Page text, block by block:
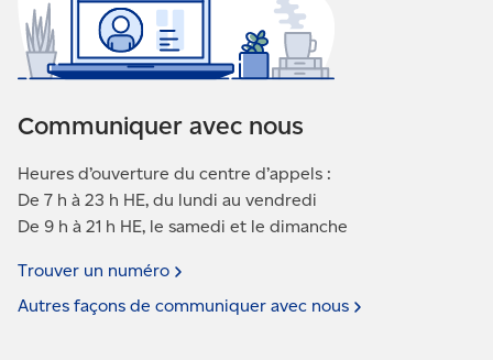
Communiquer avec nous
Heures d’ouverture du centre d’appels :
De 7 h à 23 h HE, du lundi au vendredi
De 9 h à 21 h HE, le samedi et le dimanche
Trouver un numéro
Autres façons de communiquer avec nous